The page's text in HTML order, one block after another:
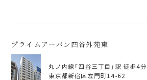
プライムアーバン四谷外苑東
丸ノ内線「四谷三丁目」駅 徒歩4分
東京都新宿区左門町14-62